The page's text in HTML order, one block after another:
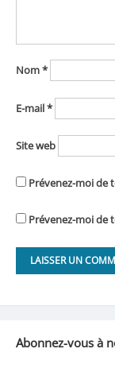
Nom*
E-mail*
Site web
Prévenez-moi de
Prévenez-moi de
Abonnez-vous à